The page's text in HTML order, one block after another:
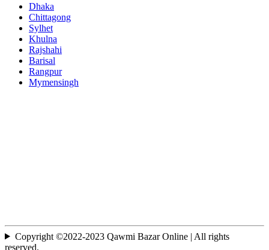
Dhaka
Chittagong
Sylhet
Khulna
Rajshahi
Barisal
Rangpur
Mymensingh
Copyright ©2022-2023 Qawmi Bazar Online | All rights
reserved.